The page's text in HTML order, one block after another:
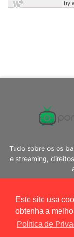
Este site usa
obtenha a
Política de
Tudo sobre os os
e streaming,